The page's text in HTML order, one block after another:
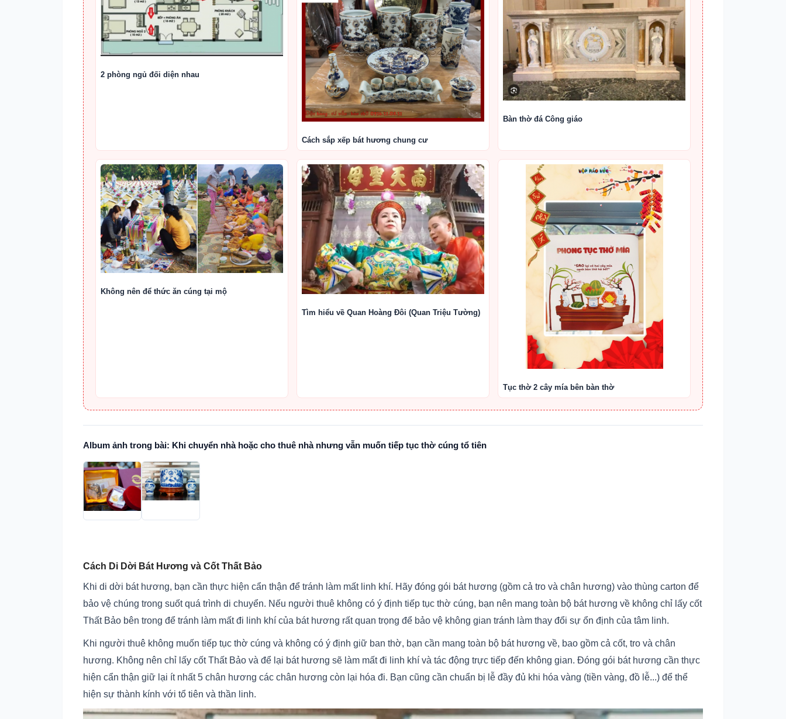
2 phòng ngủ đối diện nhau
Cách sắp xếp bát hương chung cư
Bàn thờ đá Công giáo
Không nên để thức ăn cúng tại mộ
Tìm hiểu về Quan Hoàng Đôi (Quan Triệu Tường)
Tục thờ 2 cây mía bên bàn thờ
Album ảnh trong bài: Khi chuyển nhà hoặc cho thuê nhà nhưng vẫn muốn tiếp tục thờ cúng tổ tiên
Cách Di Dời Bát Hương và Cốt Thất Bảo
Khi di dời bát hương, bạn cần thực hiện cẩn thận để tránh làm mất linh khí. Hãy đóng gói bát hương (gồm cả tro và chân hương) vào thùng carton để
bảo vệ chúng trong suốt quá trình di chuyển. Nếu người thuê không có ý định tiếp tục thờ cúng, bạn nên mang toàn bộ bát hương về không chỉ lấy cốt
Thất Bảo bên trong để tránh làm mất đi linh khí của bát hương rất quan trọng để bảo vệ không gian tránh làm thay đổi sự ổn định của tâm linh.
Khi người thuê không muốn tiếp tục thờ cúng và không có ý định giữ ban thờ, bạn cần mang toàn bộ bát hương về, bao gồm cả cốt, tro và chân
hương. Không nên chỉ lấy cốt Thất Bảo và để lại bát hương sẽ làm mất đi linh khí và tác động trực tiếp đến không gian. Đóng gói bát hương cần thực
hiện cẩn thận giữ lại ít nhất 5 chân hương các chân hương còn lại hóa đi. Bạn cũng cần chuẩn bị lễ đầy đủ khi hóa vàng (tiền vàng, đồ lễ...) để thể
hiện sự thành kính với tổ tiên và thần linh.